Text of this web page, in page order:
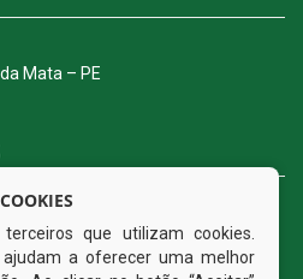
Mata – PE
que utilizam cookies.
a oferecer uma melhor